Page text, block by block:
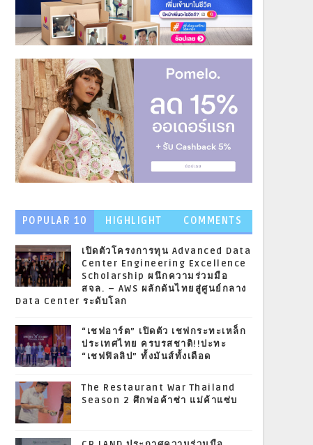
POPULAR 10
HIGHLIGHT
COMMENTS
เปิดตัวโครงการทุน Advanced Data
Center Engineering Excellence
Scholarship ผนึกความร่วมมือ
สจล. – AWS ผลักดันไทยสู่ศูนย์กลาง
Data Center ระดับโลก
“เชฟอาร์ต” เปิดตัว เชฟกระทะเหล็ก
ประเทศไทย ครบรสชาติ!!ปะทะ
“เชฟฟิลลิป” ทั้งมันส์ทั้งเดือด
The Restaurant War Thailand
Season 2 ศึกพ่อค้าซ่า แม่ค้าแซ่บ